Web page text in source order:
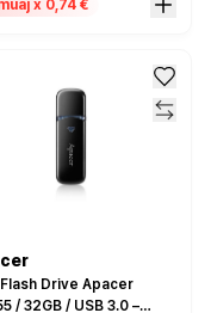
x 0,74 €
Flash Drive Apacer
/ 32GB / USB 3.0 –